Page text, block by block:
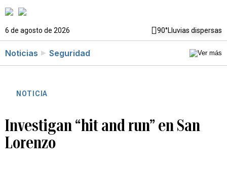
6 de agosto de 2026 90°Lluvias dispersas
Noticias Seguridad
NOTICIA
Investigan “hit and run” en San
Lorenzo